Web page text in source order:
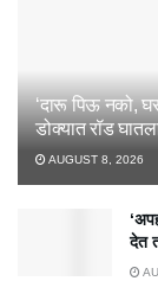
‘दारू पिऊ नको,
डोक्यात रॉड
AUGUST 8, 2026
देत